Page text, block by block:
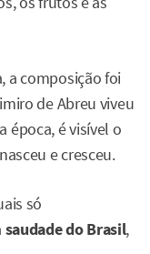
a composição foi
de Abreu viveu
época, é visível o
e cresceu.
só
saudade do Brasil,